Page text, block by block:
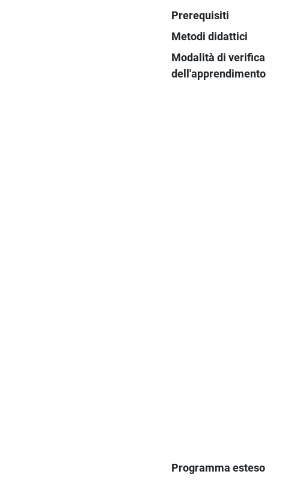
Prerequisiti
Metodi didattici
Modalità di verifica
dell'apprendimento
Programma esteso